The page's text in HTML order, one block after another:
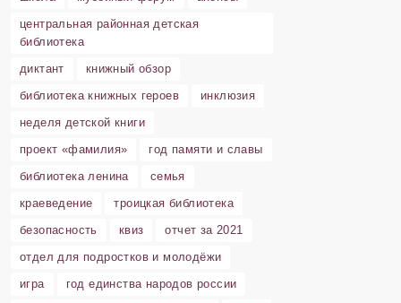
центральная районная детская
библиотека
диктант
книжный обзор
библиотека книжных героев
инклюзия
неделя детской книги
проект «фамилия»
год памяти и славы
библиотека ленина
семья
краеведение
троицкая библиотека
безопасность
квиз
отчет за 2021
отдел для подростков и молодёжи
игра
год единства народов россии